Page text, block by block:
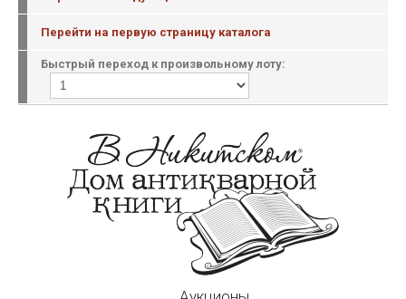
Перейти на первую страницу каталога
Быстрый переход к произвольному лоту: